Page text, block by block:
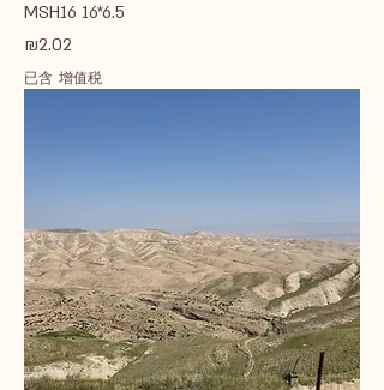
MSH16 16*6.5
價格
₪2.02
已含 增值税